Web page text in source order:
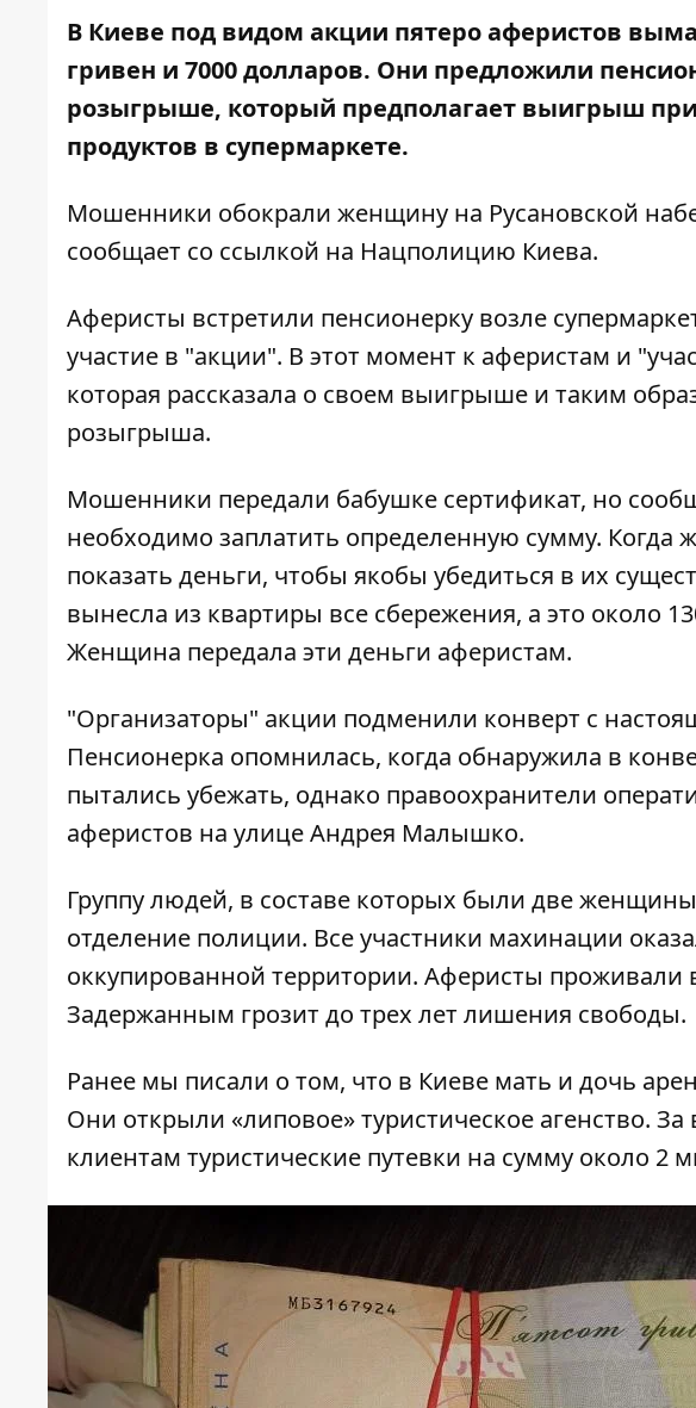
В Киеве под видом акции пятеро аферистов
гривен и 7000 долларов. Они предложили
розыгрыше, который предполагает выигрыш
продуктов в супермаркете.
Мошенники обокрали женщину на Русановской
сообщает со ссылкой на Нацполицию Киева.
Аферисты встретили пенсионерку возле
участие в "акции". В этот момент к аферистам и
которая рассказала о своем выигрыше и таким
розыгрыша.
Мошенники передали бабушке сертификат, но
необходимо заплатить определенную сумму. Когда
показать деньги, чтобы якобы убедиться в их
вынесла из квартиры все сбережения, а это около
Женщина передала эти деньги аферистам.
"Организаторы" акции подменили конверт с
Пенсионерка опомнилась, когда обнаружила в
пытались убежать, однако правоохранители
аферистов на улице Андрея Малышко.
Группу людей, в составе которых были две
отделение полиции. Все участники махинации
оккупированной территории. Аферисты проживали
Задержанным грозит до трех лет лишения свободы.
Ранее мы писали о том, что в Киеве мать и дочь
Они открыли «липовое» туристическое агенство.
клиентам туристические путевки на сумму около 2